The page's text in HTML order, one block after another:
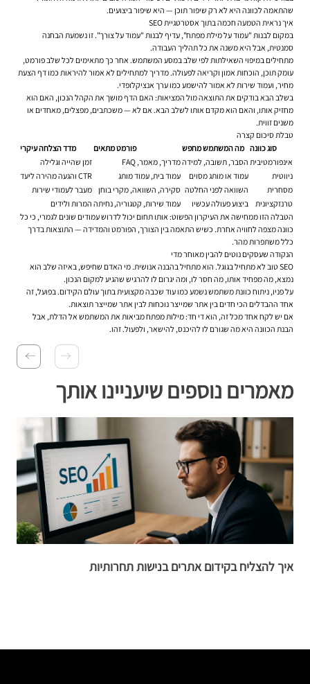
שהתאמה לכוונה היא לא רק שיפור תוכן — היא שיפור ביצועים.
איך נראית הטמעה חכמה בתוך אסטרטגיית SEO
במקום לבנות "עמוד על מילת מפתח", עדיף לבנות "עמוד על צורך". זו נשמעת הבחנה
סמנטית, אבל היא משנה את כל תהליך העבודה.
מתחילים במיפוי השאילתות לפי שלב במסע המשתמש. אחר כך מתאימים לכל שלב פורמט,
עומק תוכן, הוכחות אמון וקריאה לפעולה. מדריך למתחילים לא אמור להיראות כמו דף הצעת
מחיר, ועמוד שירות לא אמור להישמע כמו ערך אנציקלופדי.
בשלב הבא בודקים את התוצאה מול המציאות: האם הדף מושך את הקהל הנכון, האם הוא
מחזיק אותו, והאם הוא מקדם אותו לשלב הבא. אם לא — משכתבים, מפצלים, מאחדים או
משנים זווית.
טבלת סיכום קצרה
סוג כוונה מה המשתמש מחפש פורמט מתאים
מדד הצלחה עיקרי
אינפורמטיבית הסבר, תשובה, למידהמדריך, מאמר, FAQ
זמן שהייה וגלילה
ניווטית
עמוד או מותג מסוים עמוד בית, עמוד מותג
CTR והגעה מהירה ליעד
מסחרית
השוואה לפני החלטה סקירה, השוואה, מקרי בוחן מעבר לעמודי שירות
טרנזקציונית
ביצוע פעולה עכשיו עמוד שירות, קטגוריה, נחיתה המרות ולידים
הטבלה הזו ממחישה את העיקרון הפשוט: אותו תחום יכול לדרוש עמודים שונים לגמרי, כי כל
כוונה מצפה לחוויה אחרת. כשיש התאמה בין הצורך, הפורמט והמדידה — התוצאות בדרך
כלל משתפרות מהר.
הנקודה שעסקים נוטים להבין מאוחר מדי
SEO טוב לא מתחיל בגוגל. הוא מתחיל בהבנה אנושית. מי האדם שחיפש, באיזה שלב הוא
נמצא, מה מפחיד אותו, מה חסר לו, ומה יגרום לו להרגיש שהגיע למקום הנכון.
על פניו, ניתוח כוונת משתמש נשמע כמו עוד שכבה מקצועית בתוך עולם הקידום. בפועל, זה
אחד ההבדלים הכי חדים בין אתר שמייצר נוכחות לבין אתר שמייצר תוצאות.
אם יש לקח אחד מכל זה, הוא די חד: מילות מפתח מביאות את המשתמש אל הדלת, אבל
הבנת הכוונה היא מה שגורם לו להיכנס, להישאר, ולפעול. זהו.
מאמרים נוספים שיעניינו אותך
איך להצליח בקידום אתרים בנישות תחרותיות